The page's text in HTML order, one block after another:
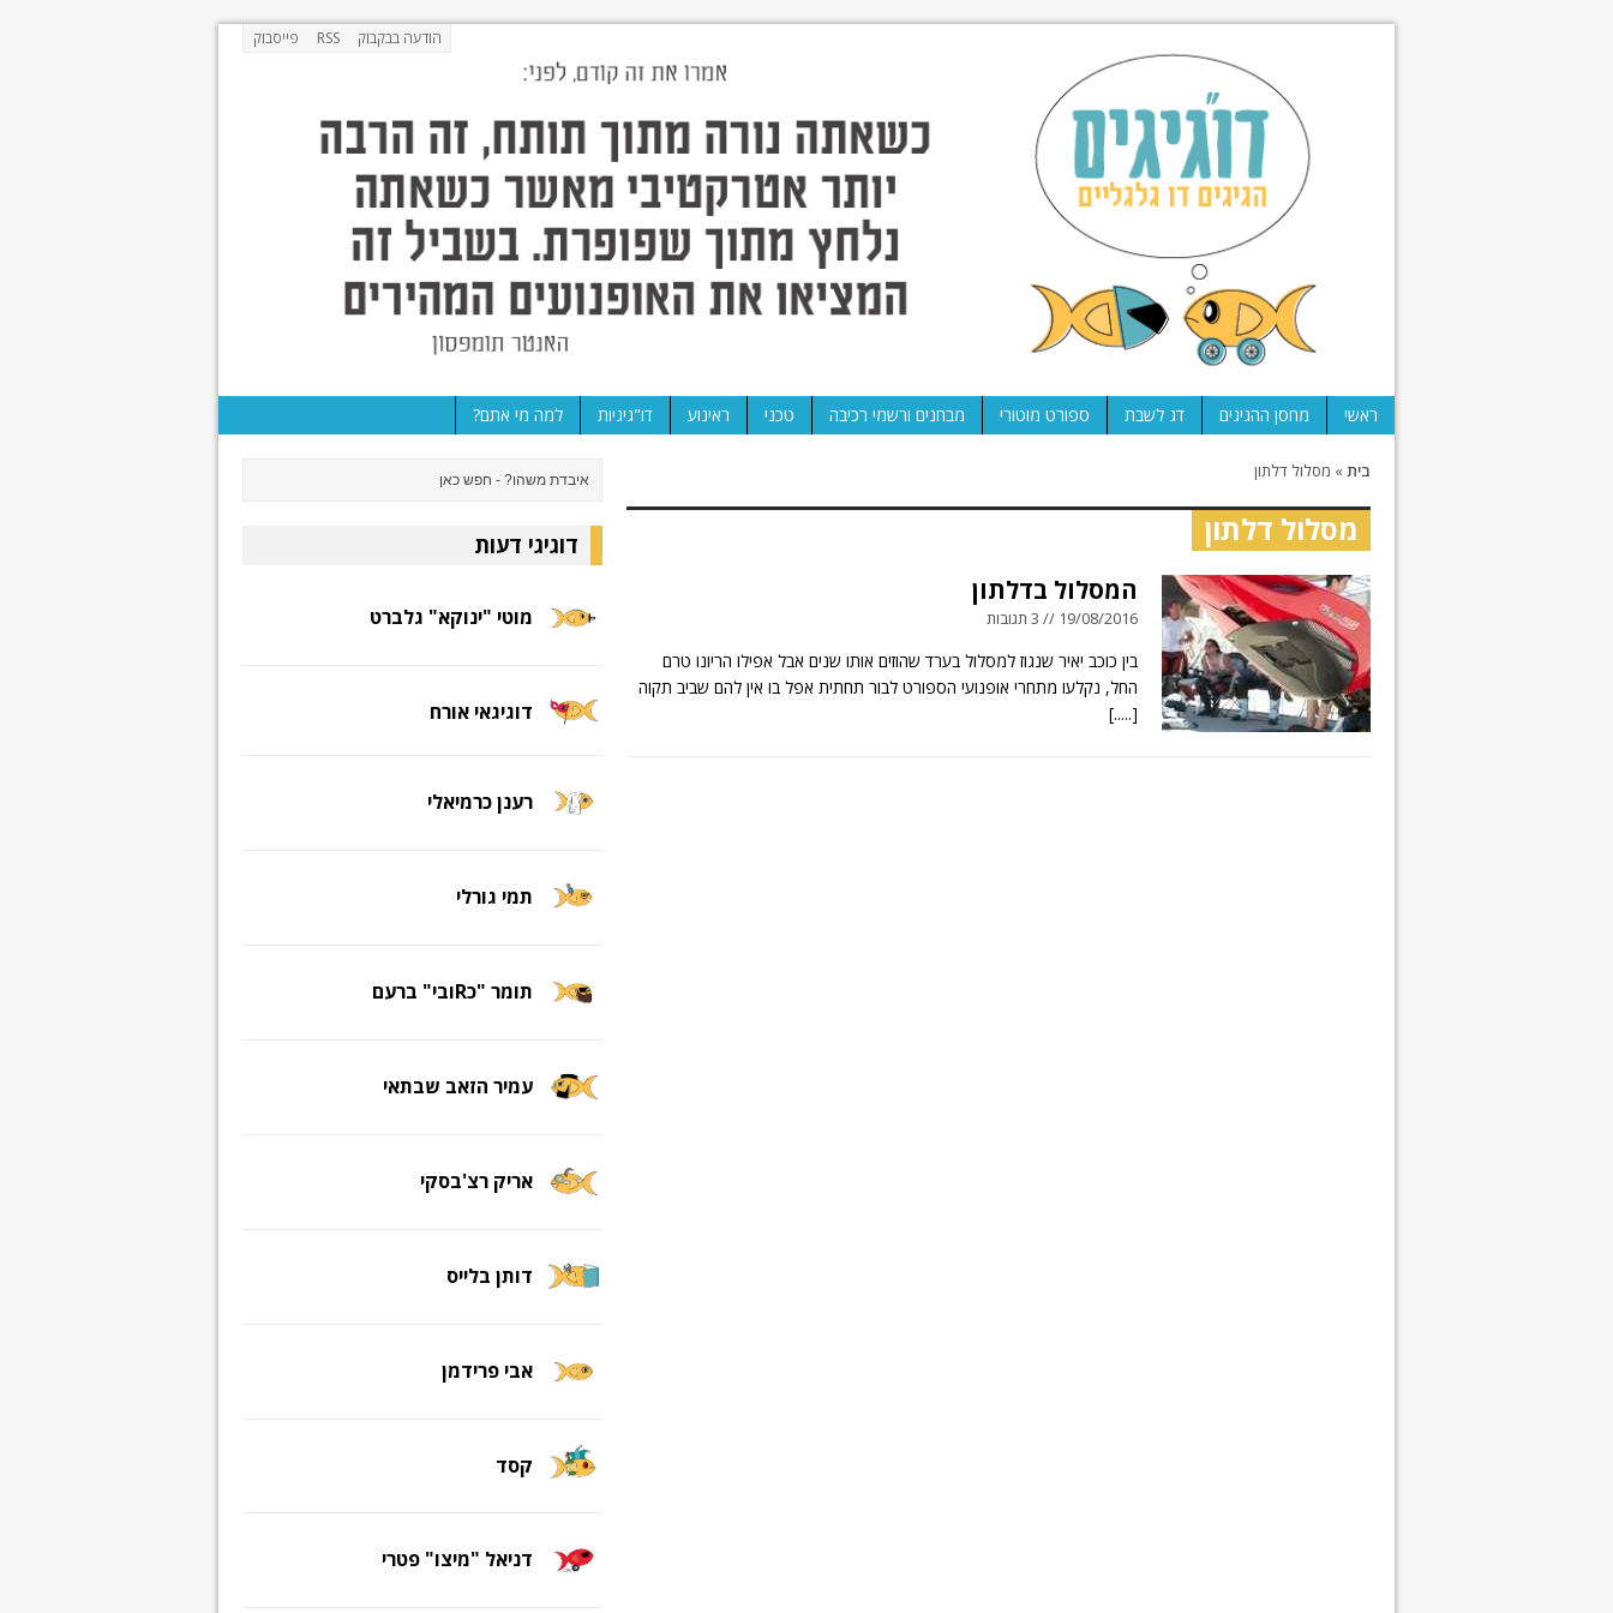
הודעה בבקבוק RSS פייסבוק
ראשי מחסן ההגיגים דג לשבת ספורט מוטורי מבחנים ורשמי רכיבה טכני ראינוע דו"גיגיות למה מי אתם?
בית» מסלול דלתון
מסלול דלתון
המסלול בדלתון
19/08/2016 // 3 תגובות
בין כוכב יאיר שנגוז למסלול בערד שהוזים אותו שנים אבל אפילו הריונו טרם
החל, נקלעו מתחרי אופנועי הספורט לבור תחתית אפל בו אין להם שביב תקוה
[.....]
דוגיגי דעות
מוטי "ינוקא" גלברט
דוגיגאי אורח
רענן כרמיאלי
תמי גורלי
תומר "כRובי" ברעם
עמיר הזאב שבתאי
אריק רצ'בסקי
דותן בלייס
אבי פרידמן
קסד
דניאל "מיצו" פטרי